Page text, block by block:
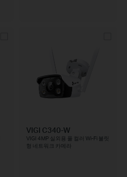
VIGI C340-W
VIGI 4MP 실외용 풀 컬러 Wi-Fi 불릿
형 네트워크 카메라